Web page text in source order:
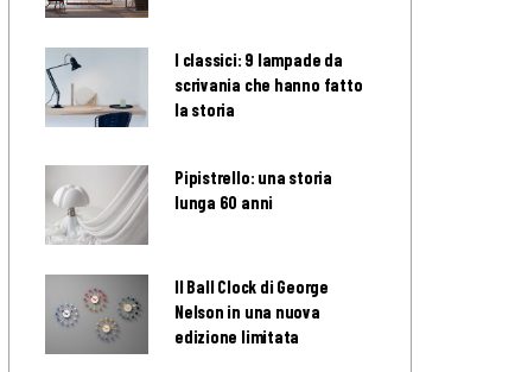
I classici: 9 lampade da
scrivania che hanno fatto
la storia
Pipistrello: una storia
lunga 60 anni
Il Ball Clock di George
Nelson in una nuova
edizione limitata